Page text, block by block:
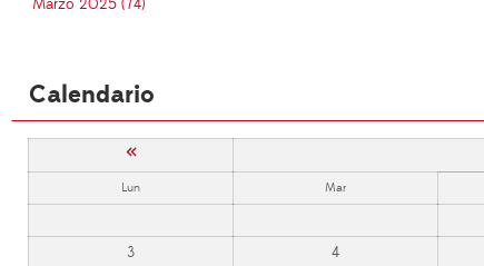
Marzo 2025 (74)
Calendario
«
Lun Mar
3 4